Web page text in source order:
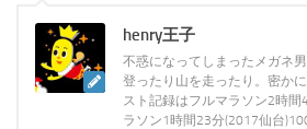
henry王子
不惑になってしまったメガネ
登ったり山を走ったり。密か
スト記録はフルマラソン2時間
ラソン1時間23分(2017仙台